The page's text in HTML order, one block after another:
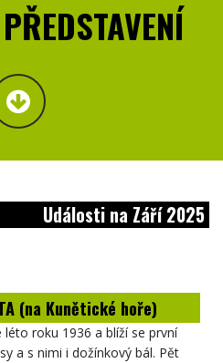
Události na Září 2025
(na Kunětické hoře)
léto roku 1936 a blíží se první
a s nimi i dožínkový bál. Pět